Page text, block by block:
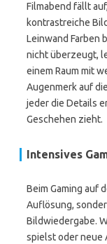
Filmabend fällt
kontrastreiche
Leinwand Farben
nicht überzeugt,
einem Raum mit
Augenmerk auf
jeder die Details
Geschehen zieht.
Intensives
Beim Gaming auf
Auflösung,
Bildwiedergabe.
spielst oder neue